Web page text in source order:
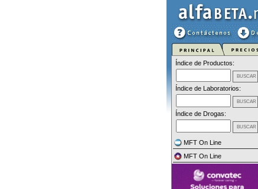
Índice de Productos:
Índice de Laboratorios:
Índice de Drogas:
MFT On Line
MFT On Line